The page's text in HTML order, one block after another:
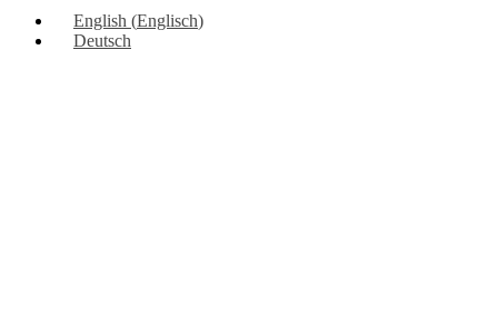
English (Englisch)
Deutsch